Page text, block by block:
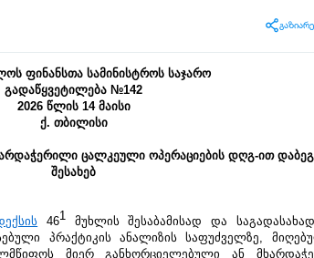
დოკუმენტი
ფინანსთა სამინისტროს საჯარო
გადაწყვეტილება №142
2026 წლის 14 მაისი
ქ. თბილისი
ცალკეული ოპერაციების დღგ-ით
შესახებ
461 მუხლის შესაბამისად და
პრაქტიკის ანალიზის საფუძველზე,
მიერ განხორციელებული ან